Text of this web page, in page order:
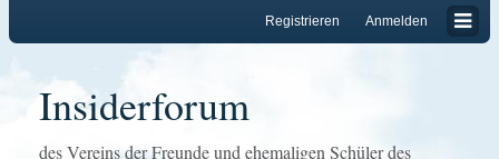
Anmelden
Registrieren
Insiderforum
des Vereins der Freunde und ehemaligen Schüler des